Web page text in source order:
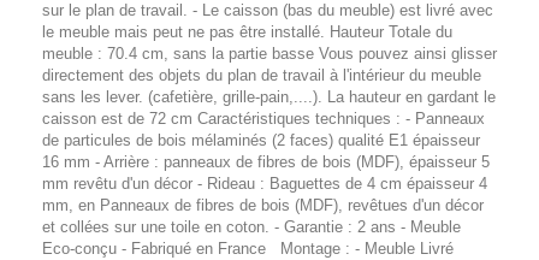
sur le plan de travail. - Le caisson (bas du meuble) est livré avec
le meuble mais peut ne pas être installé. Hauteur Totale du
meuble : 70.4 cm, sans la partie basse Vous pouvez ainsi glisser
directement des objets du plan de travail à l'intérieur du meuble
sans les lever. (cafetière, grille-pain,....). La hauteur en gardant le
caisson est de 72 cm Caractéristiques techniques : - Panneaux
de particules de bois mélaminés (2 faces) qualité E1 épaisseur
16 mm - Arrière : panneaux de fibres de bois (MDF), épaisseur 5
mm revêtu d'un décor - Rideau : Baguettes de 4 cm épaisseur 4
mm, en Panneaux de fibres de bois (MDF), revêtues d'un décor
et collées sur une toile en coton. - Garantie : 2 ans - Meuble
Eco-conçu - Fabriqué en France Montage : - Meuble Livré